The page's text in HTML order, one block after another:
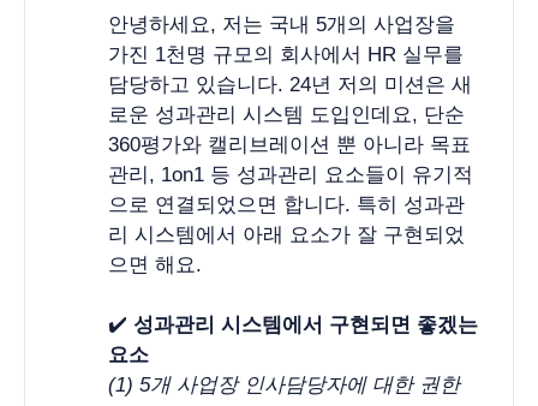
안녕하세요, 저는 국내 5개의 사업장을
가진 1천명 규모의 회사에서 HR 실무를
담당하고 있습니다. 24년 저의 미션은 새
로운 성과관리 시스템 도입인데요, 단순
360평가와 캘리브레이션 뿐 아니라 목표
관리, 1on1 등 성과관리 요소들이 유기적
으로 연결되었으면 합니다. 특히 성과관
리 시스템에서 아래 요소가 잘 구현되었
으면 해요.
✔️성과관리 시스템에서 구현되면 좋겠는
요소
(1) 5개 사업장 인사담당자에 대한 권한